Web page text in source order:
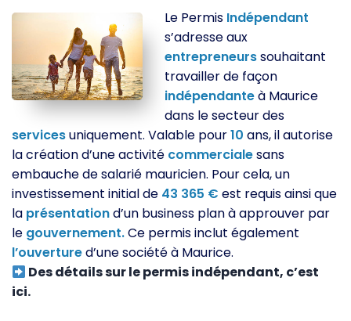
Le Permis Indépendant
s’adresse aux
entrepreneurssouhaitant
travailler de façon
indépendanteà Maurice
dans le secteur des
servicesuniquement. Valable pour10 ans, il autorise
la création d’une activité commercialesans
embauche de salarié mauricien. Pour cela, un
investissement initial de 43 365 € est requis ainsi que
la présentationd’un business plan à approuver par
le gouvernement.Ce permis inclut également
l’ouvertured’une société à Maurice.
Des détails sur le permis indépendant, c’est
ici.